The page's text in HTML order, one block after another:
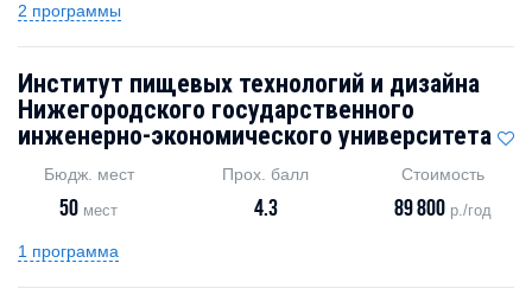
2 программы
Институт пищевых технологий и дизайна
Нижегородского государственного
инженерно-экономического университета
Бюдж. мест
50 мест
Прох. балл
4.3
Стоимость
89 800 р./год
1 программа